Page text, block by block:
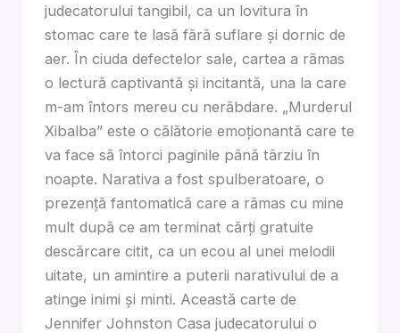
judecatorului tangibil, ca un lovitura în
stomac care te lasă fără suflare și dornic de
aer. În ciuda defectelor sale, cartea a rămas
o lectură captivantă și incitantă, una la care
m-am întors mereu cu nerăbdare. „Murderul
Xibalba” este o călătorie emoționantă care te
va face să întorci paginile până târziu în
noapte. Narativa a fost spulberatoare, o
prezență fantomatică care a rămas cu mine
mult după ce am terminat cărți gratuite
descărcare citit, ca un ecou al unei melodii
uitate, un amintire a puterii narativului de a
atinge inimi și minti. Această carte de
Jennifer Johnston Casa judecatorului o